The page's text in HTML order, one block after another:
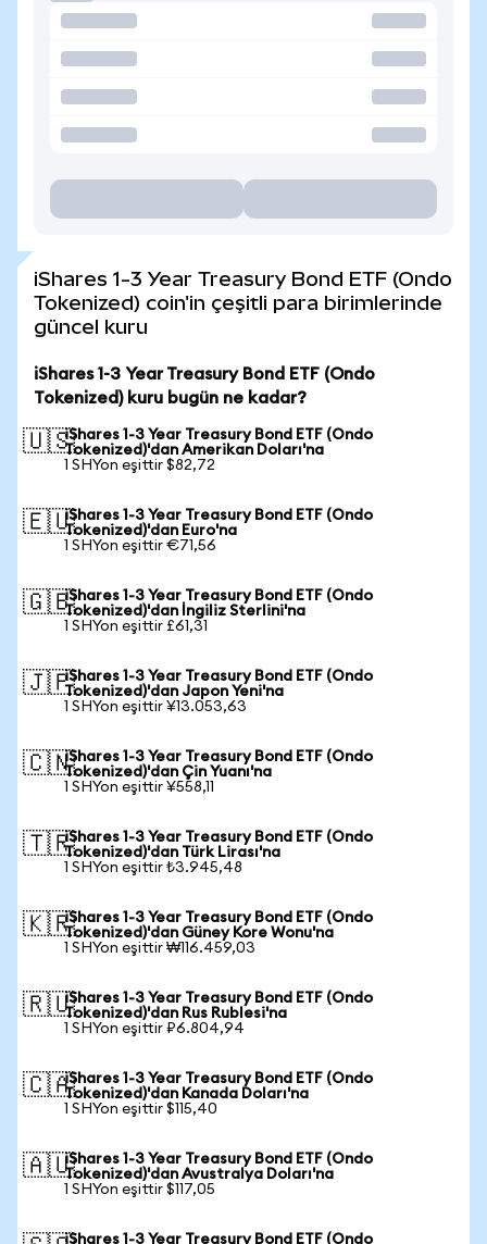
iShares 1-3 Year Treasury Bond ETF (Ondo
Tokenized) coin'in çeşitli para birimlerinde
güncel kuru
iShares 1-3 Year Treasury Bond ETF (Ondo
Tokenized) kuru bugün ne kadar?
🇺🇸iShares 1-3 Year Treasury Bond ETF (Ondo
Tokenized)'dan Amerikan Doları'na
1 SHYon eşittir $82,72
🇪🇺iShares 1-3 Year Treasury Bond ETF (Ondo
Tokenized)'dan Euro'na
1 SHYon eşittir €71,56
🇬🇧iShares 1-3 Year Treasury Bond ETF (Ondo
Tokenized)'dan İngiliz Sterlini'na
1 SHYon eşittir £61,31
🇯🇵iShares 1-3 Year Treasury Bond ETF (Ondo
Tokenized)'dan Japon Yeni'na
1 SHYon eşittir ¥13.053,63
🇨🇳iShares 1-3 Year Treasury Bond ETF (Ondo
Tokenized)'dan Çin Yuanı'na
1 SHYon eşittir ¥558,11
🇹🇷iShares 1-3 Year Treasury Bond ETF (Ondo
Tokenized)'dan Türk Lirası'na
1 SHYon eşittir ₺3.945,48
🇰🇷iShares 1-3 Year Treasury Bond ETF (Ondo
Tokenized)'dan Güney Kore Wonu'na
1 SHYon eşittir ₩116.459,03
🇷🇺iShares 1-3 Year Treasury Bond ETF (Ondo
Tokenized)'dan Rus Rublesi'na
1 SHYon eşittir ₽6.804,94
🇨🇦iShares 1-3 Year Treasury Bond ETF (Ondo
Tokenized)'dan Kanada Doları'na
1 SHYon eşittir $115,40
🇦🇺iShares 1-3 Year Treasury Bond ETF (Ondo
Tokenized)'dan Avustralya Doları'na
1 SHYon eşittir $117,05
iShares 1-3 Year Treasury Bond ETF (Ondo